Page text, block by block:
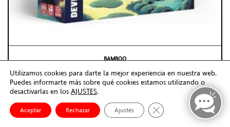
BAMBOO
Juego de Tablero
29,99€ -10%26,99€
En Stock (24/48h)
AÑADIR
Utilizamos cookies para darte la mejor experiencia en nuestra web.
Puedes informarte más sobre qué cookies estamos utilizando o
desactivarlas en los AJUSTES.
Aceptar Rechazar Ajustes Cerrar el banner de